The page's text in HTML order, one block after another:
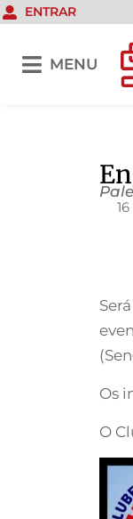
ENTRAR
MENU
Os
O